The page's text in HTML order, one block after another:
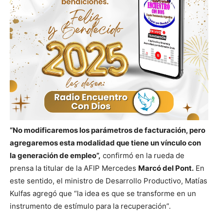
“No modificaremos los parámetros de facturación, pero
agregaremos esta modalidad que tiene un vínculo con
la generación de empleo”, confirmó en la rueda de
prensa la titular de la AFIP Mercedes Marcó del Pont. En
este sentido, el ministro de Desarrollo Productivo, Matías
Kulfas agregó que “la idea es que se transforme en un
instrumento de estímulo para la recuperación”.